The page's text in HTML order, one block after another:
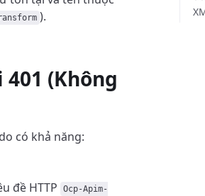
).
(Không
có khả năng:
đề HTTP
Ocp-Apim-